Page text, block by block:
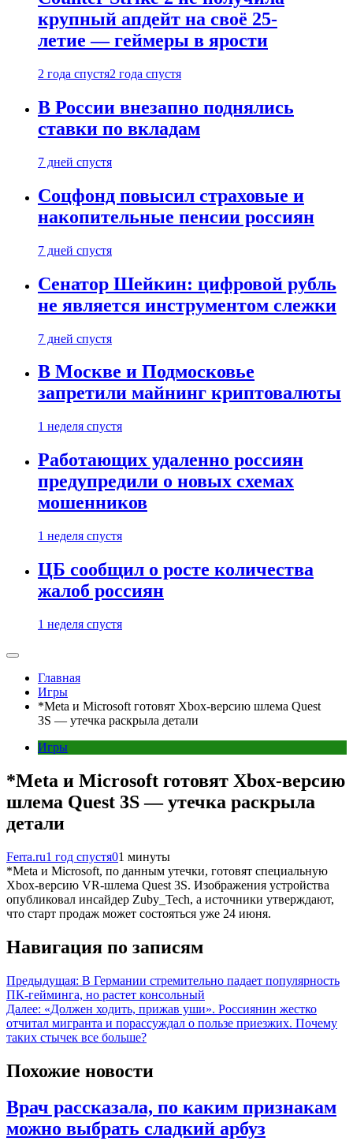
крупный апдейт на своё 25-
летие — геймеры в ярости
2 года спустя2 года спустя
В России внезапно поднялись
ставки по вкладам
7 дней спустя
Соцфонд повысил страховые и
накопительные пенсии россиян
7 дней спустя
Сенатор Шейкин: цифровой рубль
не является инструментом слежки
7 дней спустя
В Москве и Подмосковье
запретили майнинг криптовалюты
1 неделя спустя
Работающих удаленно россиян
предупредили о новых схемах
мошенников
1 неделя спустя
ЦБ сообщил о росте количества
жалоб россиян
1 неделя спустя
Главная
Игры
*Meta и Microsoft готовят Xbox-версию шлема Quest
3S — утечка раскрыла детали
Игры
*Meta и Microsoft готовят Xbox-версию
шлема Quest 3S — утечка раскрыла
детали
Ferra.ru1 год спустя01 минуты
*Meta и Microsoft, по данным утечки, готовят специальную
Xbox-версию VR-шлема Quest 3S. Изображения устройства
опубликовал инсайдер Zuby_Tech, а источники утверждают,
что старт продаж может состояться уже 24 июня.
Навигация по записям
Предыдущая: В Германии стремительно падает популярность
ПК-гейминга, но растет консольный
Далее: «Должен ходить, прижав уши». Россиянин жестко
отчитал мигранта и порассуждал о пользе приезжих. Почему
таких стычек все больше?
Похожие новости
Врач рассказала, по каким признакам
можно выбрать сладкий арбуз